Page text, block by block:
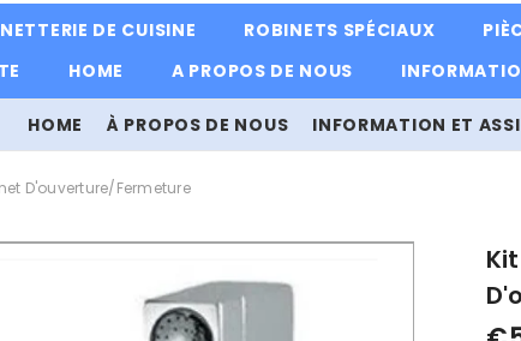
DE CUISINE ROBINETS SPÉCIAUX
HOME A PROPOS DE NOUS
HOME À PROPOS DE NOUS INFORMATION ET
D'ouverture/fermeture